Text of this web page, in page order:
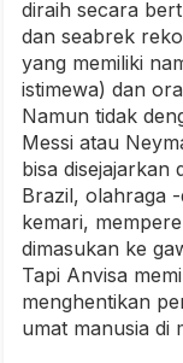
diraih secara
dan seabrek
yang memiliki
istimewa) dan
Namun tidak
Messi atau
bisa disejajarkan
Brazil, olahraga
kemari,
dimasukan ke
Tapi Anvisa
menghentikan
umat manusia di